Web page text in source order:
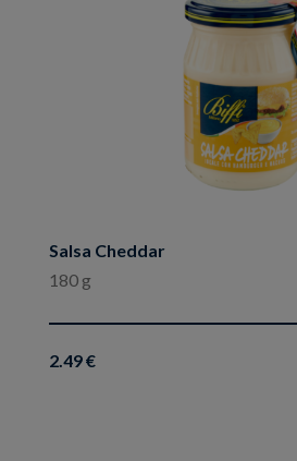
Salsa Cheddar
180 g
2.49 €